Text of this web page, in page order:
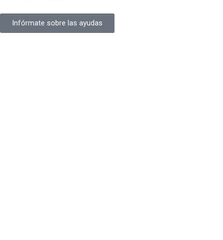
Infórmate sobre las ayudas